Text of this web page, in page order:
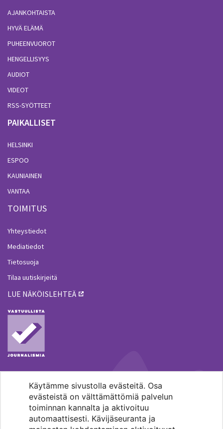
Käytämme sivustolla evästeitä. Osa
evästeistä on välttämättömiä palvelun
toiminnan kannalta ja aktivoituu
automaattisesti. Kävijäseuranta ja
AJANKOHTAISTA
HYVÄ ELÄMÄ
PUHEENVUOROT
HENGELLISYYS
AUDIOT
VIDEOT
RSS-SYÖTTEET
PAIKALLISET
HELSINKI
ESPOO
KAUNIAINEN
VANTAA
TOIMITUS
Yhteystiedot
Mediatiedot
Tietosuoja
Tilaa uutiskirjeitä
LUE NÄKÖISLEHTEÄ
MENOHAKU